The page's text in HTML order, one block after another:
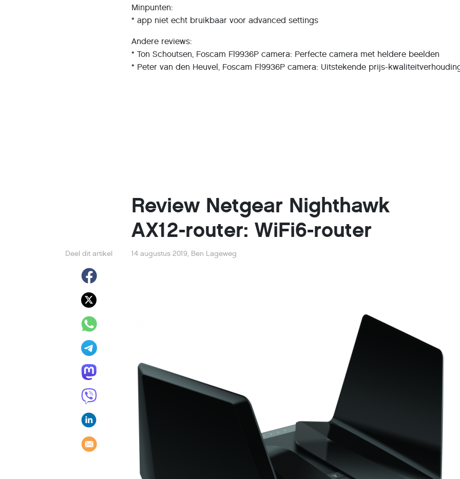
Minpunten:
* app niet echt bruikbaar voor advanced settings
Andere reviews:
* Ton Schoutsen, Foscam Fl9936P camera: Perfecte camera met heldere beelden
* Peter van den Heuvel, Foscam Fl9936P camera: Uitstekende prijs-
Review Netgear Nighthawk
AX12-router: WiFi6-router
Deel dit artikel 14 augustus 2019, Ben Lageweg